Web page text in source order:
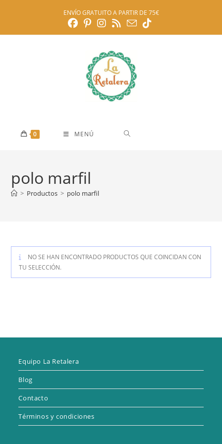
ENVÍO GRATUITO A PARTIR DE 75€
0 MENÚ
polo marfil
> Productos > polo marfil
NO SE HAN ENCONTRADO PRODUCTOS QUE COINCIDAN CON
TU SELECCIÓN.
Equipo La Retalera
Blog
Contacto
Términos y condiciones